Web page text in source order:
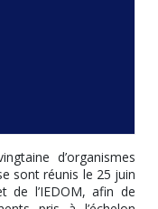
d’organismes
sont réunis le 25 juin
de l’IEDOM, afin de